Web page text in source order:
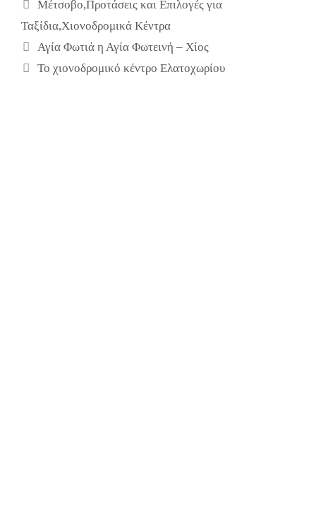
Μέτσοβο,Προτάσεις και Επιλογές για
Ταξίδια,Χιονοδρομικά Κέντρα
Αγία Φωτιά η Αγία Φωτεινή – Χίος
Το χιονοδρομικό κέντρο Ελατοχωρίου